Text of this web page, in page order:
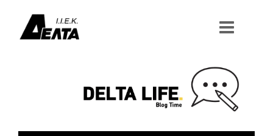
περιεχόμενο